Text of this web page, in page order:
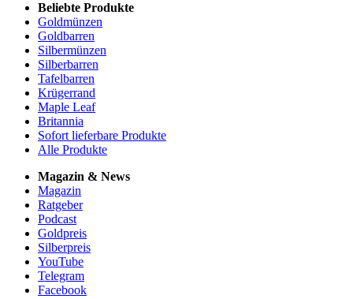
Beliebte Produkte
Goldmünzen
Goldbarren
Silbermünzen
Silberbarren
Tafelbarren
Krügerrand
Maple Leaf
Britannia
Sofort lieferbare Produkte
Alle Produkte
Magazin & News
Magazin
Ratgeber
Podcast
Goldpreis
Silberpreis
YouTube
Telegram
Facebook